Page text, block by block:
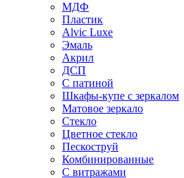
МДФ
Пластик
Alvic Luxe
Эмаль
Акрил
ДСП
С патиной
Шкафы-купе с зеркалом
Матовое зеркало
Стекло
Цветное стекло
Пескоструй
Комбинированные
С витражами